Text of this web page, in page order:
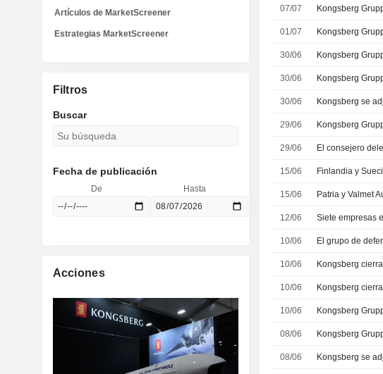
07/07
01/07
30/06
30/06
30/06 Kongsberg se
29/06
29/06
15/06
15/06
12/06
10/06 El grupo de
10/06
10/06
10/06
08/06
08/06
Artículos de MarketScreener
Estrategias MarketScreener
Filtros
Buscar
Fecha de publicación
De Hasta
Acciones